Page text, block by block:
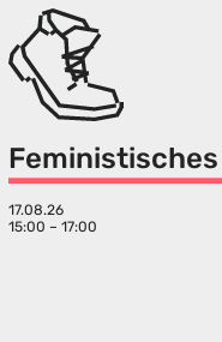
17.08.26
15:00 – 17:00